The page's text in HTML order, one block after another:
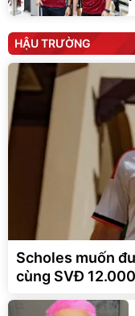
HẬU TRƯỜNG
Scholes muốn
cùng SVĐ